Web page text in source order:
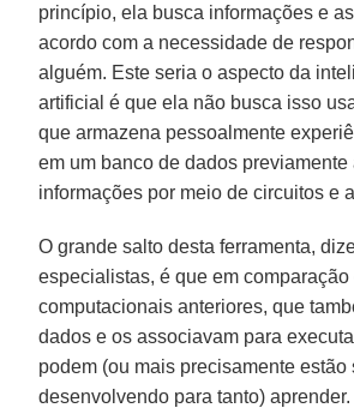
princípio, ela busca informações e
acordo com a necessidade de
alguém. Este seria o aspecto da
artificial é que ela não busca isso
que armazena pessoalmente
em um banco de dados
informações por meio de circuitos e
O grande salto desta ferramenta,
especialistas, é que em comparação
computacionais anteriores, que
dados e os associavam para
podem (ou mais precisamente estão
desenvolvendo para tanto)